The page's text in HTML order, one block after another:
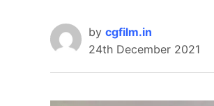
by cgfilm.in
24th December 2021